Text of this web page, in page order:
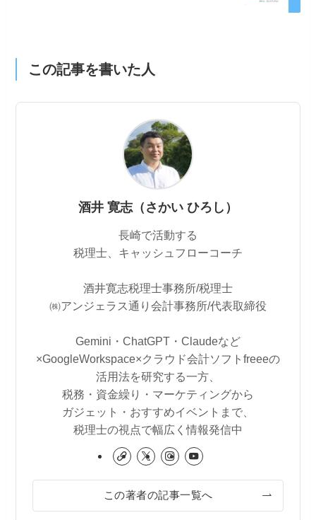
この記事を書いた人
酒井 寛志（さかい ひろし）
長崎で活動する
税理士、キャッシュフローコーチ
酒井寛志税理士事務所/税理士
㈱アンジェラス通り会計事務所/代表取締役
Gemini・ChatGPT・Claudeなど
×GoogleWorkspace×クラウド会計ソフトfreeeの
活用法を研究する一方、
税務・資金繰り・マーケティングから
ガジェット・おすすめイベントまで、
税理士の視点で幅広く情報発信中
この著者の記事一覧へ